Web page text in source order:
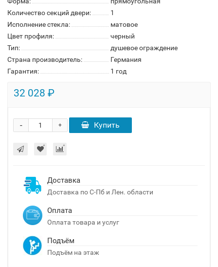
Количество секций двери:
1
Исполнение стекла:
матовое
Цвет профиля:
черный
Тип:
душевое ограждение
Страна производитель:
Германия
Гарантия:
1 год
32 028 ₽
+
- Купить
Доставка
Доставка по С-Пб и Лен. области
Оплата
Оплата товара и услуг
Подъём
Подъём на этаж